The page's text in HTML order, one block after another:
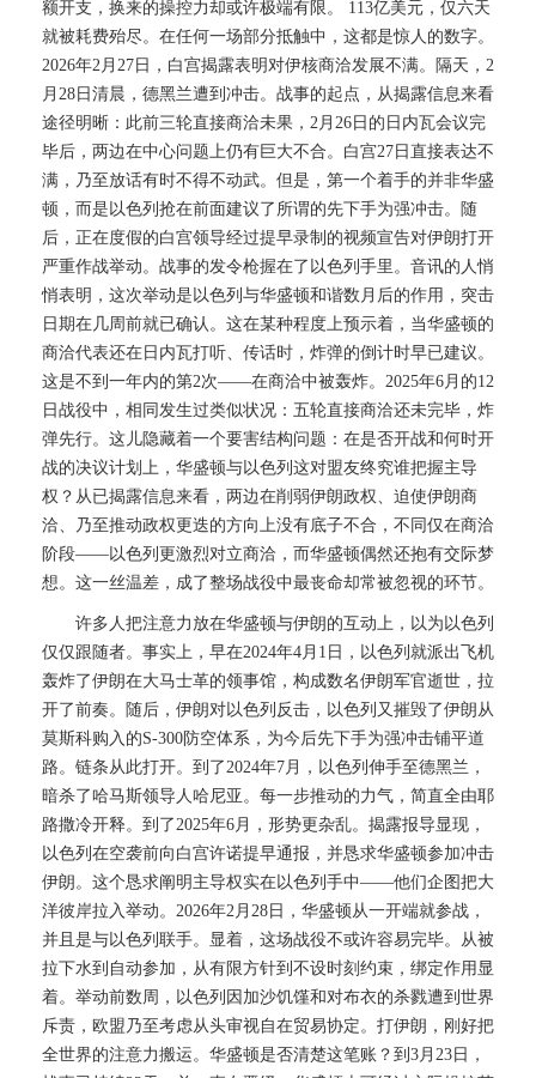
额开支，换来的操控力却或许极端有限。 113亿美元，仅六天
就被耗费殆尽。在任何一场部分抵触中，这都是惊人的数字。
2026年2月27日，白宫揭露表明对伊核商洽发展不满。隔天，2
月28日清晨，德黑兰遭到冲击。战事的起点，从揭露信息来看
途径明晰：此前三轮直接商洽未果，2月26日的日内瓦会议完
毕后，两边在中心问题上仍有巨大不合。白宫27日直接表达不
满，乃至放话有时不得不动武。但是，第一个着手的并非华盛
顿，而是以色列抢在前面建议了所谓的先下手为强冲击。随
后，正在度假的白宫领导经过提早录制的视频宣告对伊朗打开
严重作战举动。战事的发令枪握在了以色列手里。音讯的人悄
悄表明，这次举动是以色列与华盛顿和谐数月后的作用，突击
日期在几周前就已确认。这在某种程度上预示着，当华盛顿的
商洽代表还在日内瓦打听、传话时，炸弹的倒计时早已建议。
这是不到一年内的第2次——在商洽中被轰炸。2025年6月的12
日战役中，相同发生过类似状况：五轮直接商洽还未完毕，炸
弹先行。这儿隐藏着一个要害结构问题：在是否开战和何时开
战的决议计划上，华盛顿与以色列这对盟友终究谁把握主导
权？从已揭露信息来看，两边在削弱伊朗政权、迫使伊朗商
洽、乃至推动政权更迭的方向上没有底子不合，不同仅在商洽
阶段——以色列更激烈对立商洽，而华盛顿偶然还抱有交际梦
想。这一丝温差，成了整场战役中最丧命却常被忽视的环节。
许多人把注意力放在华盛顿与伊朗的互动上，以为以色列
仅仅跟随者。事实上，早在2024年4月1日，以色列就派出飞机
轰炸了伊朗在大马士革的领事馆，构成数名伊朗军官逝世，拉
开了前奏。随后，伊朗对以色列反击，以色列又摧毁了伊朗从
莫斯科购入的S-300防空体系，为今后先下手为强冲击铺平道
路。链条从此打开。到了2024年7月，以色列伸手至德黑兰，
暗杀了哈马斯领导人哈尼亚。每一步推动的力气，简直全由耶
路撒冷开释。到了2025年6月，形势更杂乱。揭露报导显现，
以色列在空袭前向白宫许诺提早通报，并恳求华盛顿参加冲击
伊朗。这个恳求阐明主导权实在以色列手中——他们企图把大
洋彼岸拉入举动。2026年2月28日，华盛顿从一开端就参战，
并且是与以色列联手。显着，这场战役不或许容易完毕。从被
拉下水到自动参加，从有限方针到不设时刻约束，绑定作用显
着。举动前数周，以色列因加沙饥馑和对布衣的杀戮遭到世界
斥责，欧盟乃至考虑从头审视自在贸易协定。打伊朗，刚好把
全世界的注意力搬运。华盛顿是否清楚这笔账？到3月23日，